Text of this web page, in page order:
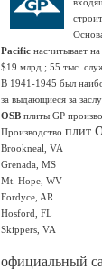
Pacific насчитывает
$19 млрд.; 55 тыс.
В 1941-1945 был
за выдающиеся за
OSB плиты GP
Производство плит
Brookneal, VA
Grenada, MS
Mt. Hope, WV
Fordyce, AR
Hosford, FL
Skippers, VA
официальный